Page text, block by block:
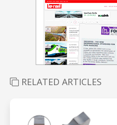
RELATED ARTICLES